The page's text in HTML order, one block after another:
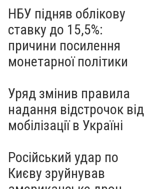
НБУ підняв облікову
ставку до 15,5%:
причини посилення
монетарної політики
Уряд змінив правила
надання відстрочок від
мобілізації в Україні
Російський удар по
Києву зруйнував